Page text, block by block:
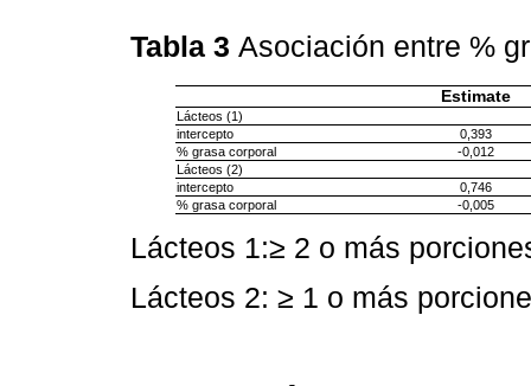
Tabla 3 Asociación entre %
Estimate
Lácteos (1)
intercepto
0,393
% grasa corporal
-0,012
Lácteos (2)
intercepto
0,746
% grasa corporal
-0,005
Lácteos 1:≥ 2 o más
Lácteos 2: ≥ 1 o más